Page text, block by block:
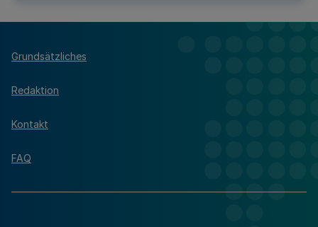
Grundsätzliches
Redaktion
Kontakt
FAQ